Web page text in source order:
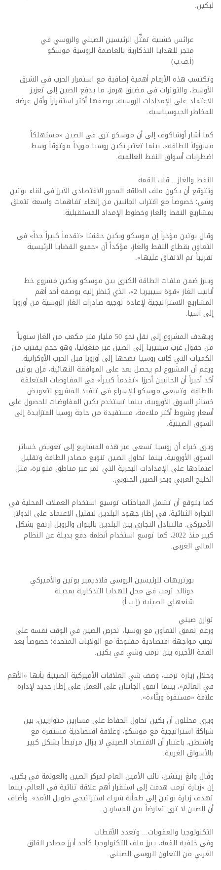
لبكين.
عرائس خشبية تمثِّل الرئيسين الصيني والروسي في
متجر للهدايا التذكارية بالعاصمة الروسية موسكو
(أ.ف.ب)
وتكتسب هذه الأرقام أهمية إضافية مع استمرار الحرب في الشرق
الأوسط، والتوترات في مضيق هرمز، ما يدفع الصين إلى تعزيز
الاعتماد على الإمدادات الروسية، بوصفها أكثر استقراراً وأقل عرضة
للمخاطر الجيوسياسية.
كما أشار أوشاكوف إلى أن موسكو ترى في الصين «مستهلكاً
مسؤولاً للطاقة»، بينما تعتبر بكين روسيا مورداً موثوقاً وسط
اضطرابات أسواق النفط العالمية.
النفط والغاز... قلب القمة
ويُتوقع أن يكون ملف الطاقة المحور الاقتصادي الأبرز في لقاء بوتين
وشي؛ خصوصاً مع اقتراب الجانبين من إنهاء تفاهمات واسعة تتعلق
بمشاريع النفط والغاز وخطوط الإمداد المستقبلية.
وقال بوتين مؤخراً إن موسكو وبكين حققتا «تقدماً كبيراً جداً» في
التعاون بقطاع النفط والغاز، مؤكداً أن «جميع القضايا الرئيسية
تقريباً تم الاتفاق عليها».
ويبرز ضمن ملفات الطاقة الكبرى بين موسكو وبكين مشروع خط
أنابيب الغاز «قوة سيبيريا 2»، الذي يُنظر إليه بوصفه أحد أهم
المشاريع الاستراتيجية لإعادة توجيه صادرات الغاز الروسية من أوروبا
إلى آسيا.
ويهدف المشروع إلى نقل نحو 50 مليار متر مكعب من الغاز سنوياً
من حقول غرب سيبيريا إلى الصين عبر منغوليا، وهو حجم يقترب من
الكميات التي كانت روسيا تضخها إلى أوروبا قبل الحرب الأوكرانية.
ورغم أن المشروع لم يحصل بعد على الموافقة النهائية، فإن بوتين
أكد أخيراً أن الجانبين أحرزا «تقدماً كبيراً» في المفاوضات المتعلقة
بالطاقة. وتسعى موسكو للإسراع في تنفيذ المشروع لتعويض
خسائر السوق الأوروبية، بينما تستخدم بكين المفاوضات للحصول على
أسعار وشروط أكثر ملاءمة، مستفيدة من حاجة روسيا المتزايدة إلى
السوق الصينية.
ويرى خبراء أن روسيا تسعى عبر هذه المشاريع إلى تعويض خسائر
السوق الأوروبية، بينما تحاول الصين تنويع مصادر الطاقة وتقليل
اعتمادها على الإمدادات البحرية التي تمر عبر مناطق متوترة، مثل
الخليج العربي وبحر الصين الجنوبي.
كما يتوقع أن تشمل المباحثات توسيع استخدام العملات المحلية في
التجارة الثنائية، في إطار جهود البلدين لتقليل الاعتماد على الدولار
الأميركي. فالتبادل التجاري بين البلدين باليوان والروبل ارتفع بشكل
كبير منذ 2022، كما توسع استخدام أنظمة دفع بديلة عن النظام
المالي الغربي.
بورتريهات للرئيسين الروسي فلاديمير بوتين والأميركي
دونالد ترمب في محل للهدايا التذكارية بمدينة
شنغهاي الصينية (إ.ب.أ)
توازن صيني
ورغم تعمق التعاون مع روسيا، تحرص الصين في الوقت نفسه على
تجنب مواجهة اقتصادية مفتوحة مع الولايات المتحدة؛ خصوصاً بعد
القمة الأخيرة بين ترمب وشي في بكين.
وخلال زيارة ترمب، وصف شي العلاقات الأميركية الصينية بأنها «الأهم
في العالم»، بينما اتفق الجانبان على العمل على إطار جديد لإدارة
علاقة «مستقرة وبنَّاءة».
ويرى محللون أن بكين تحاول الحفاظ على مسارين متوازيين، بين
شراكة استراتيجية مع موسكو، وعلاقة اقتصادية مستقرة مع
واشنطن، باعتبار أن الاقتصاد الصيني لا يزال مرتبطاً بشكل كبير
بالأسواق الغربية.
وقال وانغ زيتشن، نائب الأمين العام لمركز الصين والعولمة في بكين،
إن «زيارة ترمب هدفت إلى استقرار أهم علاقة ثنائية في العالم، بينما
تهدف زيارة بوتين إلى طمأنة شريك استراتيجي طويل الأمد». وأضاف
أن الصين لا ترى تعارضاً بين المسارين.
التكنولوجيا والعقوبات... وتعدد الأقطاب
وفي خلفية القمة، يبرز ملف التكنولوجيا كأحد أبرز مصادر القلق
الغربي من التعاون الروسي الصيني.